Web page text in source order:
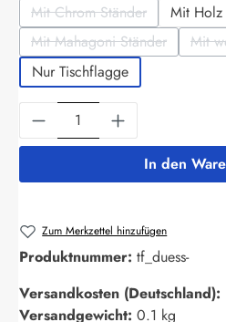
Mit Chrom Ständer
(Diese Option ist zurzeit
Mit Holz
Mit Mahagoni Ständer
(Diese Option ist
Mit
Nur Tischflagge
Produkt Anzahl: Gib
In den
Zum Merkzettel hinzufügen
Produktnummer: tf_duess-
Versandkosten (Deutschland):
Versandgewicht: 0.1 kg